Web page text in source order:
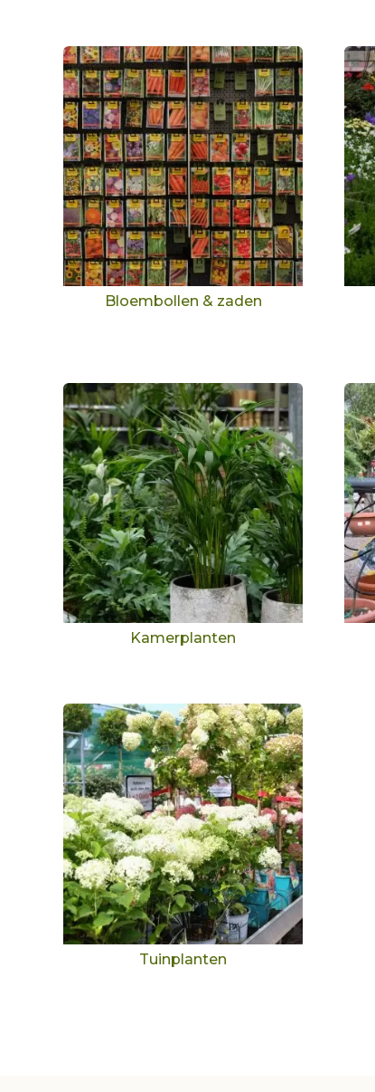
Bloembollen & zaden
Kamerplanten
Tuinplanten